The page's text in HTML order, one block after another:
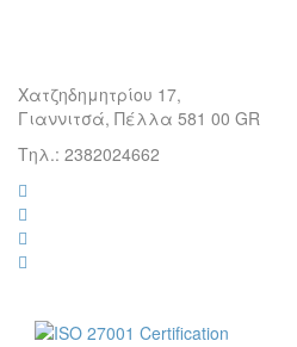
Χατζηδημητρίου 17,
Γιαννιτσά, Πέλλα 581 00 GR
Τηλ.: 2382024662